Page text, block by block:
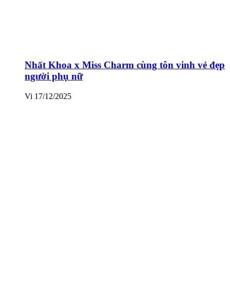
Nhất Khoa x Miss Charm cùng tôn vinh vẻ đẹp
người phụ nữ
Vi 17/12/2025